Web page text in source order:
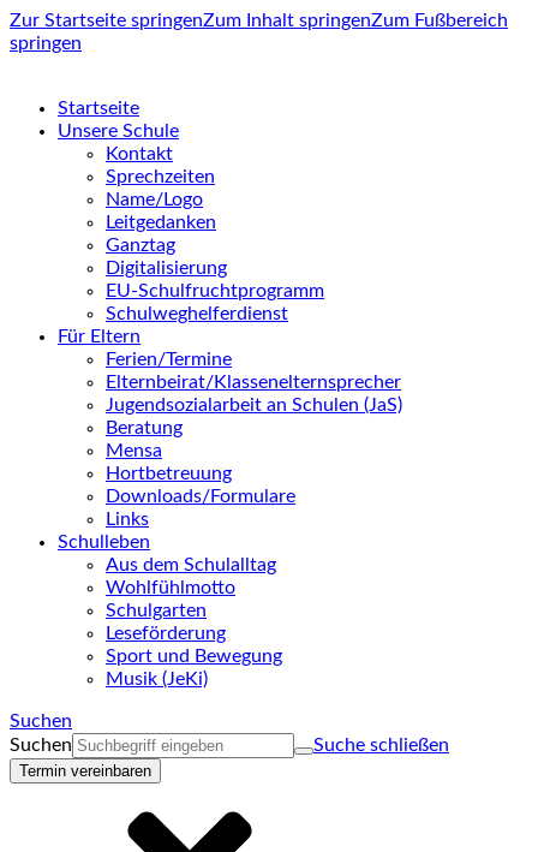
Zur Startseite springenZum Inhalt springenZum Fußbereich
springen
Startseite
Unsere Schule
Kontakt
Sprechzeiten
Name/Logo
Leitgedanken
Ganztag
Digitalisierung
EU-Schulfruchtprogramm
Schulweghelferdienst
Für Eltern
Ferien/Termine
Elternbeirat/Klassenelternsprecher
Jugendsozialarbeit an Schulen (JaS)
Beratung
Mensa
Hortbetreuung
Downloads/Formulare
Links
Schulleben
Aus dem Schulalltag
Wohlfühlmotto
Schulgarten
Leseförderung
Sport und Bewegung
Musik (JeKi)
Suchen
Suchen
Suche schließen
Termin vereinbaren